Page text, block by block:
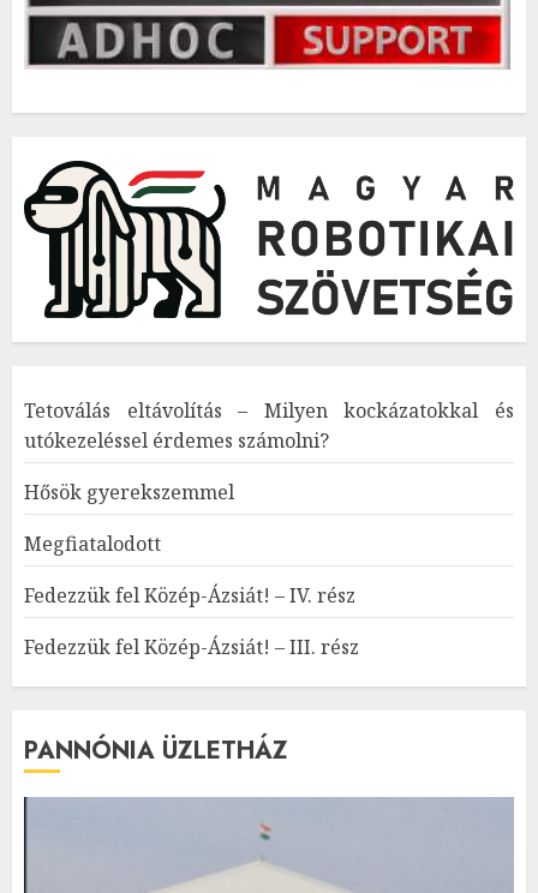
Tetoválás eltávolítás – Milyen kockázatokkal és
utókezeléssel érdemes számolni?
Hősök gyerekszemmel
Megfiatalodott
Fedezzük fel Közép-Ázsiát! – IV. rész
Fedezzük fel Közép-Ázsiát! – III. rész
PANNÓNIA ÜZLETHÁZ